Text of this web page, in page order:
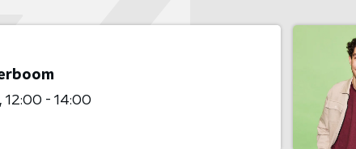
12:00 - 14:00